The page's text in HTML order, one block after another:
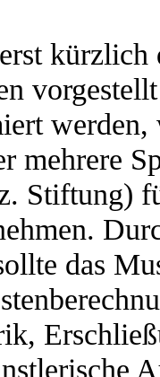
mehrere
Stiftung)
das